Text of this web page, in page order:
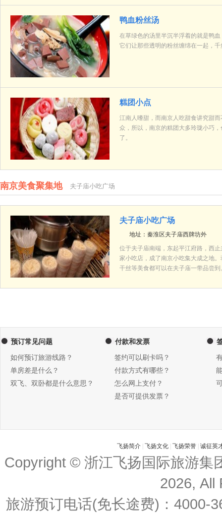
鸭血粉丝汤
在草绿色的汤里半沉半浮着的就是鸭
它们让那些透明的粉丝缠绵在一起，
糕团小点
江南人嗜甜，而南京人吃甜食讲究甜
众，所以，南京的糕团大多玲珑小巧
了。
南京美食聚集地 夫子庙小吃广场
夫子庙小吃广场
地址：秦淮区夫子庙西牌坊外
位于夫子庙南端，东起平江府路，西
家小吃店，成了南京小吃集大成之地
干丝等美食都可以在夫子庙一带品尝到
预订常见问题
如何预订旅游线路？
单房差是什么？
双飞、双卧都是什么意思？
付款和发票
签约可以刷卡吗？
付款方式有哪些？
怎么网上支付？
是否可提供发票？
飞扬简介 飞扬文化 飞扬荣誉 诚征英
Copyright © 浙江飞扬国际旅游集
2026, All
旅游预订电话(免长途费)：4000-